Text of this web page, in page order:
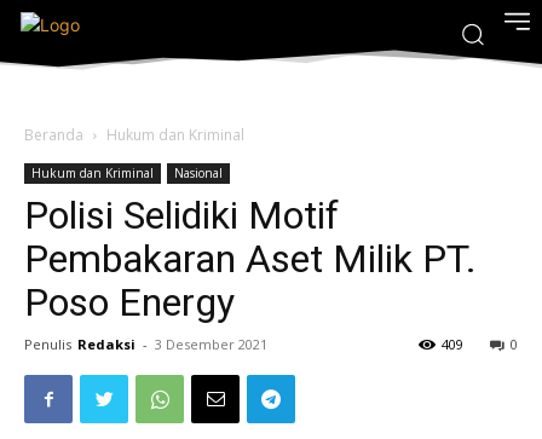
Beranda Hukum dan Kriminal
Hukum dan Kriminal Nasional
Polisi Selidiki Motif
Pembakaran Aset Milik PT.
Poso Energy
Penulis Redaksi - 3 Desember 2021 0
409